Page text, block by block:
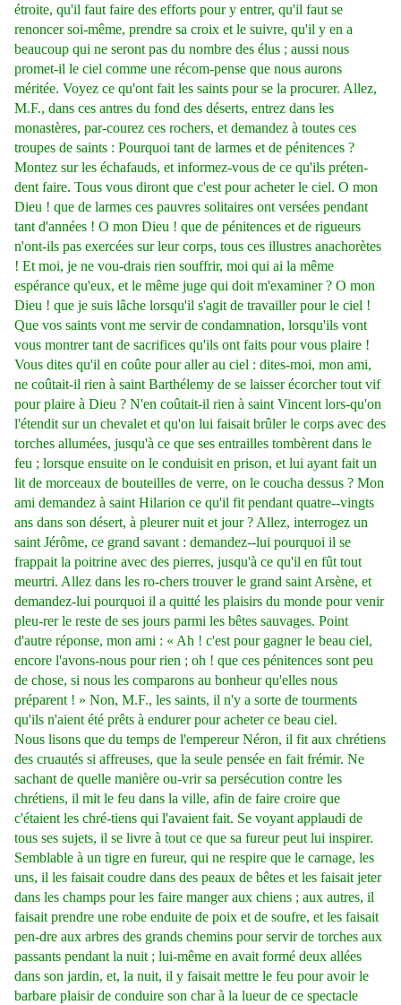
étroite, qu'il faut faire des efforts pour y entrer, qu'il faut se
renoncer soi-même, prendre sa croix et le suivre, qu'il y en a
beaucoup qui ne seront pas du nombre des élus ; aussi nous
promet-il le ciel comme une récom-pense que nous aurons
méritée. Voyez ce qu'ont fait les saints pour se la procurer. Allez,
M.F., dans ces antres du fond des déserts, entrez dans les
monastères, par-courez ces rochers, et demandez à toutes ces
troupes de saints : Pourquoi tant de larmes et de pénitences ?
Montez sur les échafauds, et informez-vous de ce qu'ils préten-
dent faire. Tous vous diront que c'est pour acheter le ciel. O mon
Dieu ! que de larmes ces pauvres solitaires ont versées pendant
tant d'années ! O mon Dieu ! que de pénitences et de rigueurs
n'ont-ils pas exercées sur leur corps, tous ces illustres anachorètes
! Et moi, je ne vou-drais rien souffrir, moi qui ai la même
espérance qu'eux, et le même juge qui doit m'examiner ? O mon
Dieu ! que je suis lâche lorsqu'il s'agit de travailler pour le ciel !
Que vos saints vont me servir de condamnation, lorsqu'ils vont
vous montrer tant de sacrifices qu'ils ont faits pour vous plaire !
Vous dites qu'il en coûte pour aller au ciel : dites-moi, mon ami,
ne coûtait-il rien à saint Barthélemy de se laisser écorcher tout vif
pour plaire à Dieu ? N'en coûtait-il rien à saint Vincent lors-qu'on
l'étendit sur un chevalet et qu'on lui faisait brûler le corps avec des
torches allumées, jusqu'à ce que ses entrailles tombèrent dans le
feu ; lorsque ensuite on le conduisit en prison, et lui ayant fait un
lit de morceaux de bouteilles de verre, on le coucha dessus ? Mon
ami demandez à saint Hilarion ce qu'il fit pendant quatre--vingts
ans dans son désert, à pleurer nuit et jour ? Allez, interrogez un
saint Jérôme, ce grand savant : demandez--lui pourquoi il se
frappait la poitrine avec des pierres, jusqu'à ce qu'il en fût tout
meurtri. Allez dans les ro-chers trouver le grand saint Arsène, et
demandez-lui pourquoi il a quitté les plaisirs du monde pour venir
pleu-rer le reste de ses jours parmi les bêtes sauvages. Point
d'autre réponse, mon ami : « Ah ! c'est pour gagner le beau ciel,
encore l'avons-nous pour rien ; oh ! que ces pénitences sont peu
de chose, si nous les comparons au bonheur qu'elles nous
préparent ! » Non, M.F., les saints, il n'y a sorte de tourments
qu'ils n'aient été prêts à endurer pour acheter ce beau ciel.
Nous lisons que du temps de l'empereur Néron, il fit aux chrétiens
des cruautés si affreuses, que la seule pensée en fait frémir. Ne
sachant de quelle manière ou-vrir sa persécution contre les
chrétiens, il mit le feu dans la ville, afin de faire croire que
c'étaient les chré-tiens qui l'avaient fait. Se voyant applaudi de
tous ses sujets, il se livre à tout ce que sa fureur peut lui inspirer.
Semblable à un tigre en fureur, qui ne respire que le carnage, les
uns, il les faisait coudre dans des peaux de bêtes et les faisait jeter
dans les champs pour les faire manger aux chiens ; aux autres, il
faisait prendre une robe enduite de poix et de soufre, et les faisait
pen-dre aux arbres des grands chemins pour servir de torches aux
passants pendant la nuit ; lui-même en avait formé deux allées
dans son jardin, et, la nuit, il y faisait mettre le feu pour avoir le
barbare plaisir de conduire son char à la lueur de ce spectacle